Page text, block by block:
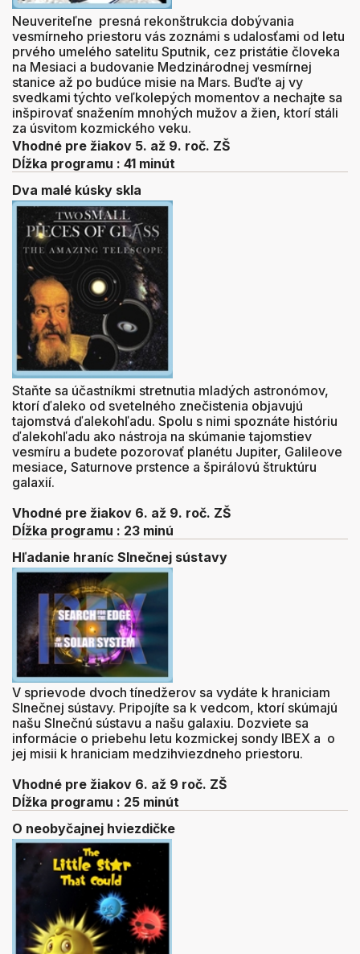
Neuveriteľne presná rekonštrukcia dobývania
vesmírneho priestoru vás zoznámi s udalosťami od letu
prvého umelého satelitu Sputnik, cez pristátie človeka
na Mesiaci a budovanie Medzinárodnej vesmírnej
stanice až po budúce misie na Mars. Buďte aj vy
svedkami týchto veľkolepých momentov a nechajte sa
inšpirovať snažením mnohých mužov a žien, ktorí stáli
za úsvitom kozmického veku.
Vhodné pre žiakov 5. až 9. roč. ZŠ
Dĺžka programu : 41 minút
Dva malé kúsky skla
Staňte sa účastníkmi stretnutia mladých astronómov,
ktorí ďaleko od svetelného znečistenia objavujú
tajomstvá ďalekohľadu. Spolu s nimi spoznáte históriu
ďalekohľadu ako nástroja na skúmanie tajomstiev
vesmíru a budete pozorovať planétu Jupiter, Galileove
mesiace, Saturnove prstence a špirálovú štruktúru
galaxií.
Vhodné pre žiakov 6. až 9. roč. ZŠ
Dĺžka programu : 23 minú
Hľadanie hraníc Slnečnej sústavy
V sprievode dvoch tínedžerov sa vydáte k hraniciam
Slnečnej sústavy. Pripojíte sa k vedcom, ktorí skúmajú
našu Slnečnú sústavu a našu galaxiu. Dozviete sa
informácie o priebehu letu kozmickej sondy IBEX a o
jej misii k hraniciam medzihviezdneho priestoru.
Vhodné pre žiakov 6. až 9 roč. ZŠ
Dĺžka programu : 25 minút
O neobyčajnej hviezdičke